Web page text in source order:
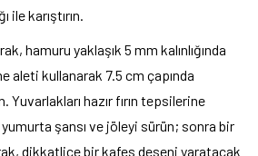
karıştırın.
hamuru yaklaşık 5 mm kalınlığında
aleti kullanarak 7.5 cm çapında
hazır fırın tepsilerine
şansı ve jöleyi sürün; sonra bir
dikkatlice bir kafes deseni yaratacak